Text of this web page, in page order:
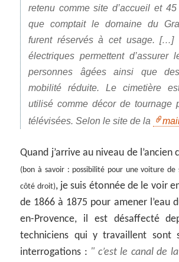
retenu comme site d’accueil et
que comptait le domaine du
furent réservés à cet usage. […]
électriques permettent d’assurer
personnes âgées ainsi que
mobilité réduite. Le cimetière
utilisé comme décor de tournage
télévisées. Selon le site de la
Quand j’arrive au niveau de l’ancien
(bon à savoir : possibilité pour une voiture de
côté droit), je suis étonnée de le voir
de 1866 à 1875 pour amener l’eau
en-Provence, il est désaffecté
techniciens qui y travaillent sont
interrogations :
c’est le canal de